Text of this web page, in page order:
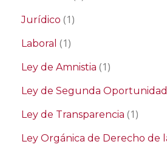
Jurídico (1)
Laboral (1)
Ley de Amnistia (1)
Ley de Segunda Oportunidad
Ley de Transparencia (1)
Ley Orgánica de Derecho de